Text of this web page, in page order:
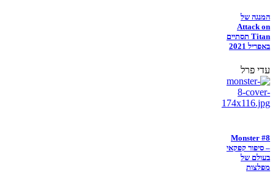
המנגה של
Attack on
Titan תסתיים
באפריל 2021
עדי פרל
Monster #8
– סיפור קפקאי
בעולם של
מפלצות